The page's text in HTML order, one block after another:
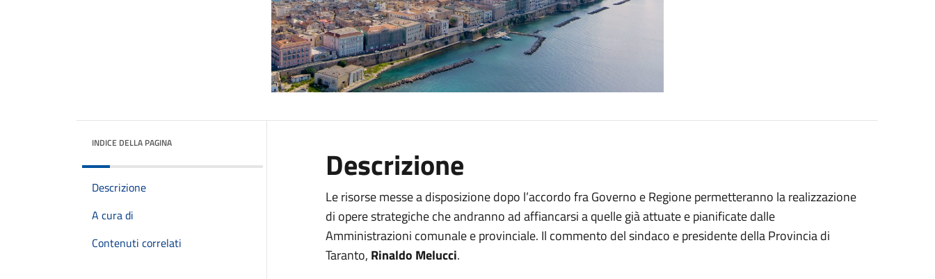
INDICE DELLA PAGINA
Descrizione
A cura di
Contenuti correlati
Descrizione
Le risorse messe a disposizione dopo l’accordo fra Governo e Regione permetteranno la realizzazione
di opere strategiche che andranno ad affiancarsi a quelle già attuate e pianificate dalle
Amministrazioni comunale e provinciale. Il commento del sindaco e presidente della Provincia di
Taranto, Rinaldo Melucci.